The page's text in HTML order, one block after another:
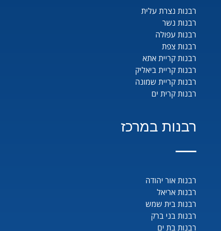
רבנות נצרת עלית
רבנות נשר
רבנות עפולה
רבנות צפת
רבנות קריית אתא
רבנות קריית ביאליק
רבנות קריית שמונה
רבנות קרית ים
רבנות במרכז
רבנות אור יהודה
רבנות אריאל
רבנות בית שמש
רבנות בני ברק
רבנות בת ים